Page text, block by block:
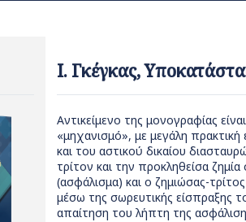
Ι. Γκέγκας,
Αντικείμενο της μονογραφίας
«μηχανισμό», με μεγάλη
και του αστικού δικαίου
τρίτον και την προκληθείσα
(ασφάλισμα) και ο ζημιώσας-
μέσω της σωρευτικής είσπραξης
απαίτηση του λήπτη της